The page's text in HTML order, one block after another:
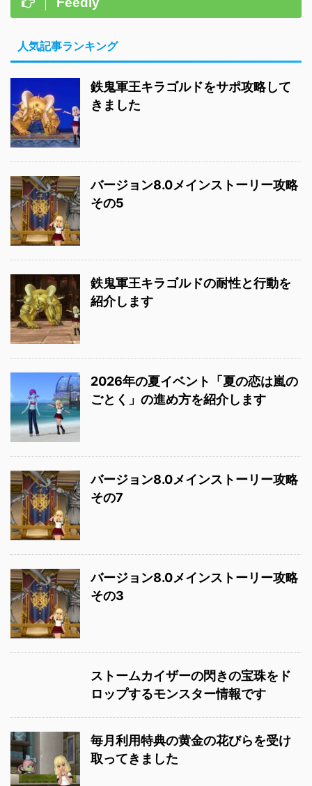
人気記事ランキング
鉄鬼軍王キラゴルドをサポ攻略して
きました
バージョン8.0メインストーリー攻略
その5
鉄鬼軍王キラゴルドの耐性と行動を
紹介します
2026年の夏イベント「夏の恋は嵐の
ごとく」の進め方を紹介します
バージョン8.0メインストーリー攻略
その7
バージョン8.0メインストーリー攻略
その3
ストームカイザーの閃きの宝珠をド
ロップするモンスター情報です
毎月利用特典の黄金の花びらを受け
取ってきました